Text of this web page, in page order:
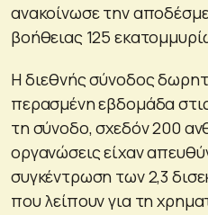
ανακοίνωσε την
βοήθειας 125
Η διεθνής σύνοδος
περασμένη εβδομάδα
τη σύνοδο, σχεδόν 200
οργανώσεις είχαν
συγκέντρωση των 2,3
που λείπουν για τη